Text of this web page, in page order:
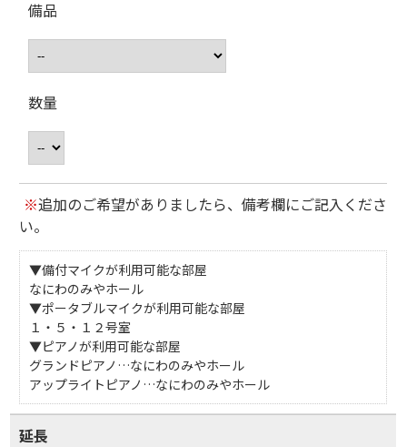
備品
数量
※追加のご希望がありましたら、備考欄にご記入くださ
い。
▼備付マイクが利用可能な部屋
なにわのみやホール
▼ポータブルマイクが利用可能な部屋
１・５・１２号室
▼ピアノが利用可能な部屋
グランドピアノ…なにわのみやホール
アップライトピアノ…なにわのみやホール
延長